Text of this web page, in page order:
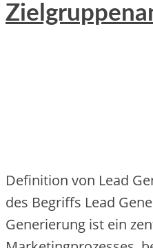
Definition von Lead
des Begriffs Lead
Generierung ist ein